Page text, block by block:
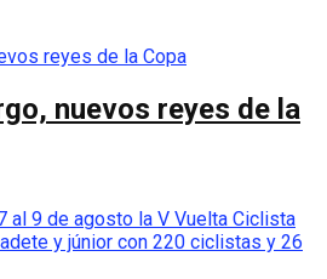
nuevos reyes de la